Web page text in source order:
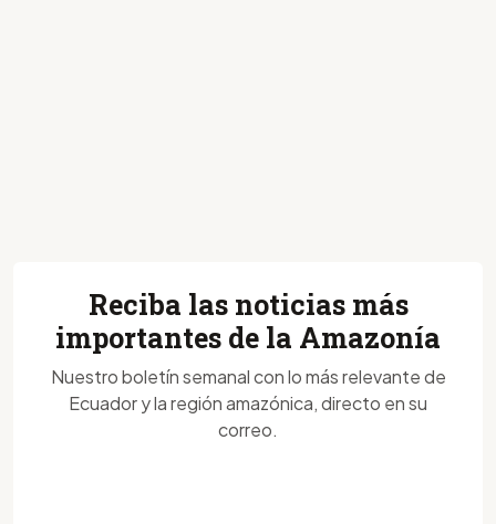
Reciba las noticias más
importantes de la Amazonía
Nuestro boletín semanal con lo más relevante de
Ecuador y la región amazónica, directo en su
correo.